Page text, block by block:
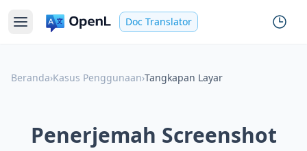
Doc Translator
Beranda›Kasus Penggunaan›Tangkapan Layar
Penerjemah Screenshot